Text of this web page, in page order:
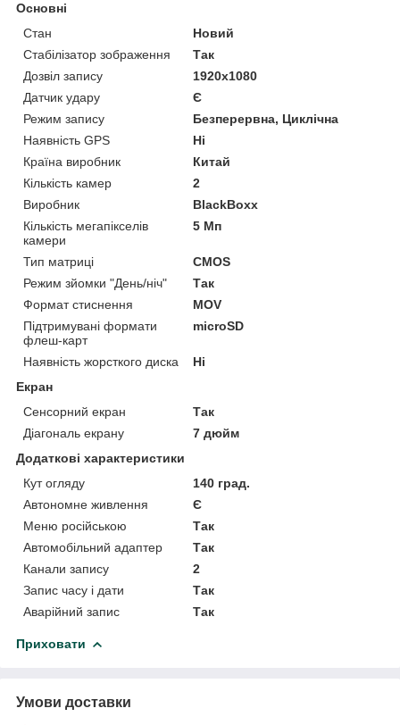
Основні
Стан
Новий
Стабілізатор зображення
Так
Дозвіл запису
1920х1080
Датчик удару
Є
Режим запису
Безперервна, Циклічна
Наявність GPS
Ні
Країна виробник
Китай
Кількість камер
2
Виробник
BlackBoxx
Кількість мегапікселів
камери
5 Мп
Тип матриці
CMOS
Режим зйомки "День/ніч"
Так
Формат стиснення
MOV
Підтримувані формати
флеш-карт
microSD
Наявність жорсткого диска
Ні
Екран
Сенсорний екран
Так
Діагональ екрану
7 дюйм
Додаткові характеристики
Кут огляду
140 град.
Автономне живлення
Є
Меню російською
Так
Автомобільний адаптер
Так
Канали запису
2
Запис часу і дати
Так
Аварійний запис
Так
Приховати
Умови доставки